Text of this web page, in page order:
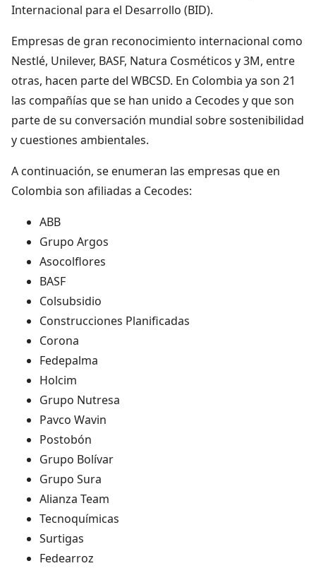
Internacional para el Desarrollo (BID).
Empresas de gran reconocimiento internacional como
Nestlé, Unilever, BASF, Natura Cosméticos y 3M, entre
otras, hacen parte del WBCSD. En Colombia ya son 21
las compañías que se han unido a Cecodes y que son
parte de su conversación mundial sobre sostenibilidad
y cuestiones ambientales.
A continuación, se enumeran las empresas que en
Colombia son afiliadas a Cecodes:
ABB
Grupo Argos
Asocolflores
BASF
Colsubsidio
Construcciones Planificadas
Corona
Fedepalma
Holcim
Grupo Nutresa
Pavco Wavin
Postobón
Grupo Bolívar
Grupo Sura
Alianza Team
Tecnoquímicas
Surtigas
Fedearroz